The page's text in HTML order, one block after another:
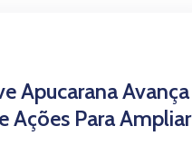
Apucarana Avança
Ações Para Ampliar